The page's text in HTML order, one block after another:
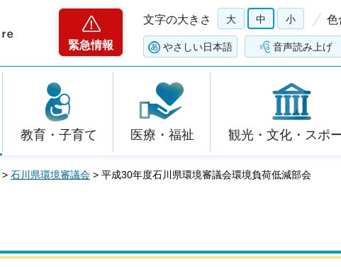
緊急情報
文字の大きさ 大 中 小 色
やさしい日本語 音声読み上げ
教育・子育て 医療・福祉 観光・文化・スポ
> 石川県環境審議会 > 平成30年度石川県環境審議会環境負荷低減部会